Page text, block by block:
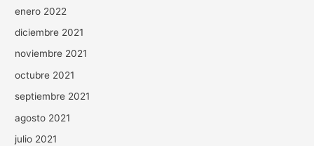
enero 2022
diciembre 2021
noviembre 2021
octubre 2021
septiembre 2021
agosto 2021
julio 2021